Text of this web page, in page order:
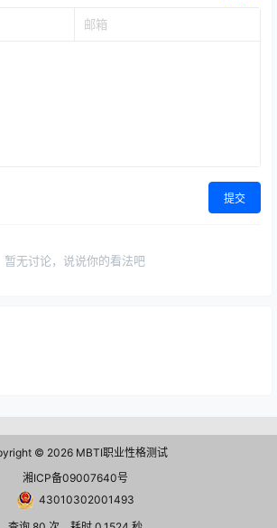
提交
暂无讨论，说说你的看法吧
© 2026 MBTI职业性格测试
湘ICP备09007640号
43010302001493